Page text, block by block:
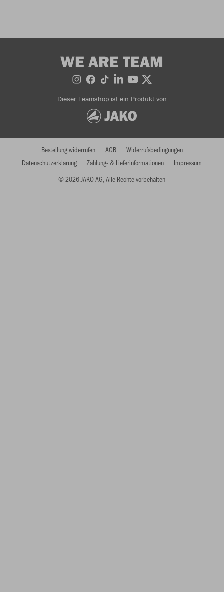
WE ARE TEAM
Dieser Teamshop ist ein Produkt von
© 2026 JAKO AG, Alle Rechte vorbehalten
Bestellung widerrufen AGB
Widerrufsbedingungen
Datenschutzerklärung
Zahlung- & Lieferinformationen Impressum